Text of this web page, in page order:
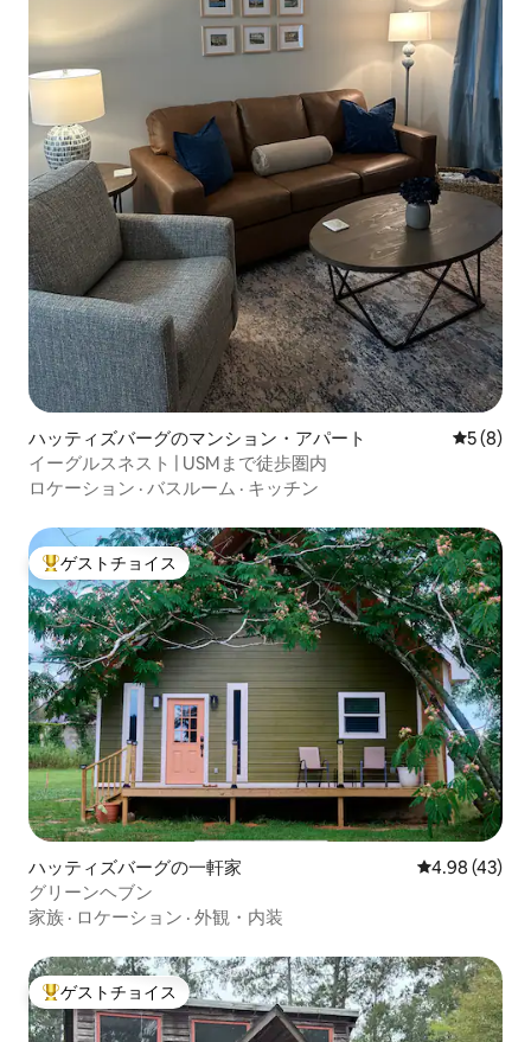
ハッティズバーグのマンション・アパート レビュー
5 (8)
イーグルスネスト | USMまで徒歩圏内
ロケーション · バスルーム · キッチン
大好評のゲストチョイスです。
ゲストチョイス
ハッティズバーグの一軒家 レビュー43
4.98 (43)
グリーンヘブン
家族 · ロケーション · 外観・内装
大好評のゲストチョイスです。
ゲストチョイス